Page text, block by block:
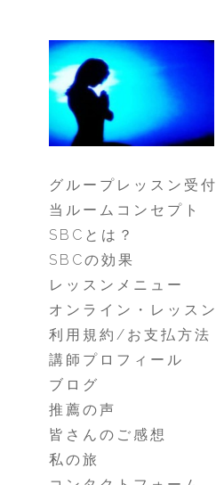
グループレッスン受付
当ルームコンセプト
SBCとは？
SBCの効果
レッスンメニュー
オンライン・レッスン
利用規約/お支払方法
講師プロフィール
ブログ
推薦の声
皆さんのご感想
私の旅